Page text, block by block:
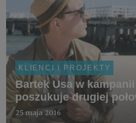
KLIENCI I PROJEKTY
Bartek Usa w
poszukuje drugiej
25 maja 2016